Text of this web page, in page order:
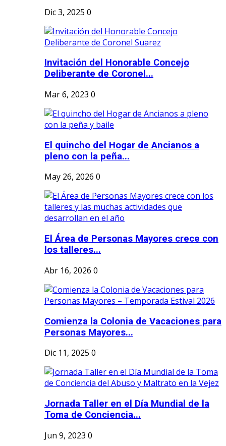
Dic 3, 2025 0
Invitación del Honorable Concejo
Deliberante de Coronel...
Mar 6, 2023 0
El quincho del Hogar de Ancianos a
pleno con la peña...
May 26, 2026 0
El Área de Personas Mayores crece con
los talleres...
Abr 16, 2026 0
Comienza la Colonia de Vacaciones para
Personas Mayores...
Dic 11, 2025 0
Jornada Taller en el Día Mundial de la
Toma de Conciencia...
Jun 9, 2023 0